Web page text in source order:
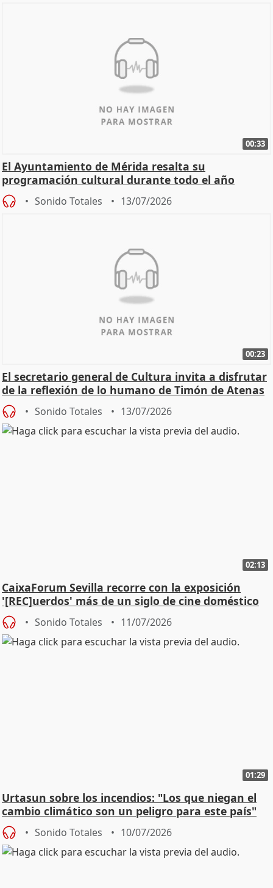
00:33
El Ayuntamiento de Mérida resalta su
programación cultural durante todo el año
Sonido Totales 13/07/2026
00:23
El secretario general de Cultura invita a disfrutar
de la reflexión de lo humano de Timón de Atenas
Sonido Totales 13/07/2026
02:13
CaixaForum Sevilla recorre con la exposición
'[REC]uerdos' más de un siglo de cine doméstico
Sonido Totales 11/07/2026
01:29
Urtasun sobre los incendios: "Los que niegan el
cambio climático son un peligro para este país"
Sonido Totales 10/07/2026